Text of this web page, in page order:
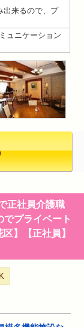
出来るので、プ
ュニケーション
正社員介護職
でプライベート
】【正社員】